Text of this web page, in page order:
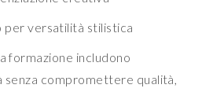
per versatilità stilistica
formazione includono
senza compromettere qualità,